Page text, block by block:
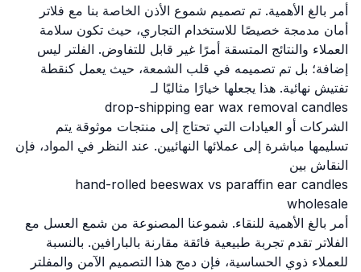
أمر بالغ الأهمية. تم تصميم شموع الأذن الخاصة بنا مع فلاتر
أمان مدمجة خصيصًا للاستخدام التجاري، حيث تكون سلامة
العملاء والنتائج المتسقة أمرًا غير قابل للتفاوض. الفلتر ليس
إضافة؛ بل تم تصميمه في قلب الشمعة، حيث يعمل كنقطة
تفتيش نهائية. هذا يجعلها خيارًا مثاليًا لـ
drop-shipping ear wax removal candles
الشركات أو العيادات التي تحتاج إلى منتجات موثوقة يتم
تسليمها مباشرة إلى عملائها النهائيين. عند النظر في المواد، فإن
النقاش بين
hand-rolled beeswax vs paraffin ear candles
wholesale
أمر بالغ الأهمية للنقاء. شموعنا المصنوعة من شمع العسل مع
الفلاتر تقدم تجربة طبيعية فائقة مقارنة بالبارافين. بالنسبة
للعملاء ذوي الحساسية، فإن دمج هذا التصميم الآمن والمفلتر